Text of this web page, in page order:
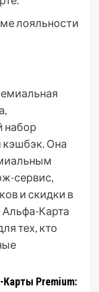
лояльности
набор
кэшбэк. Она
сервис,
и скидки в
Альфа-Карта
тех, кто
Premium: